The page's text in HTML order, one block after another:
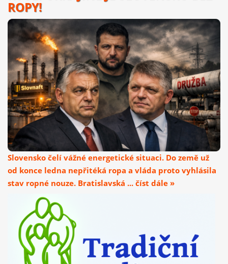
ROPY!
Slovensko čelí vážné energetické situaci. Do země už
od konce ledna nepřitéká ropa a vláda proto vyhlásila
stav ropné nouze. Bratislavská ... číst dále »